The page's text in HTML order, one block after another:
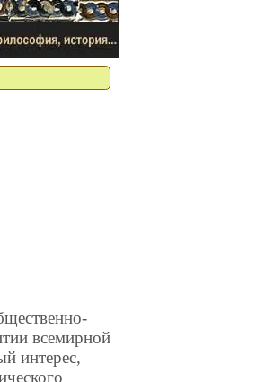
всемирной
интерес,